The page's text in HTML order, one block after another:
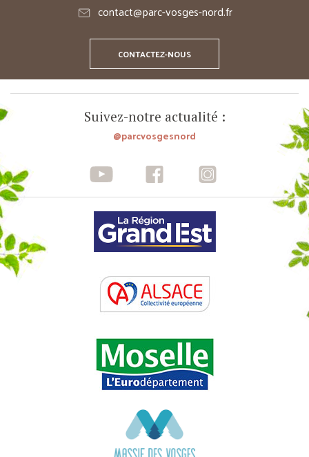
contact@parc-vosges-nord.fr
CONTACTEZ-NOUS
Suivez-notre actualité :
@parcvosgesnord